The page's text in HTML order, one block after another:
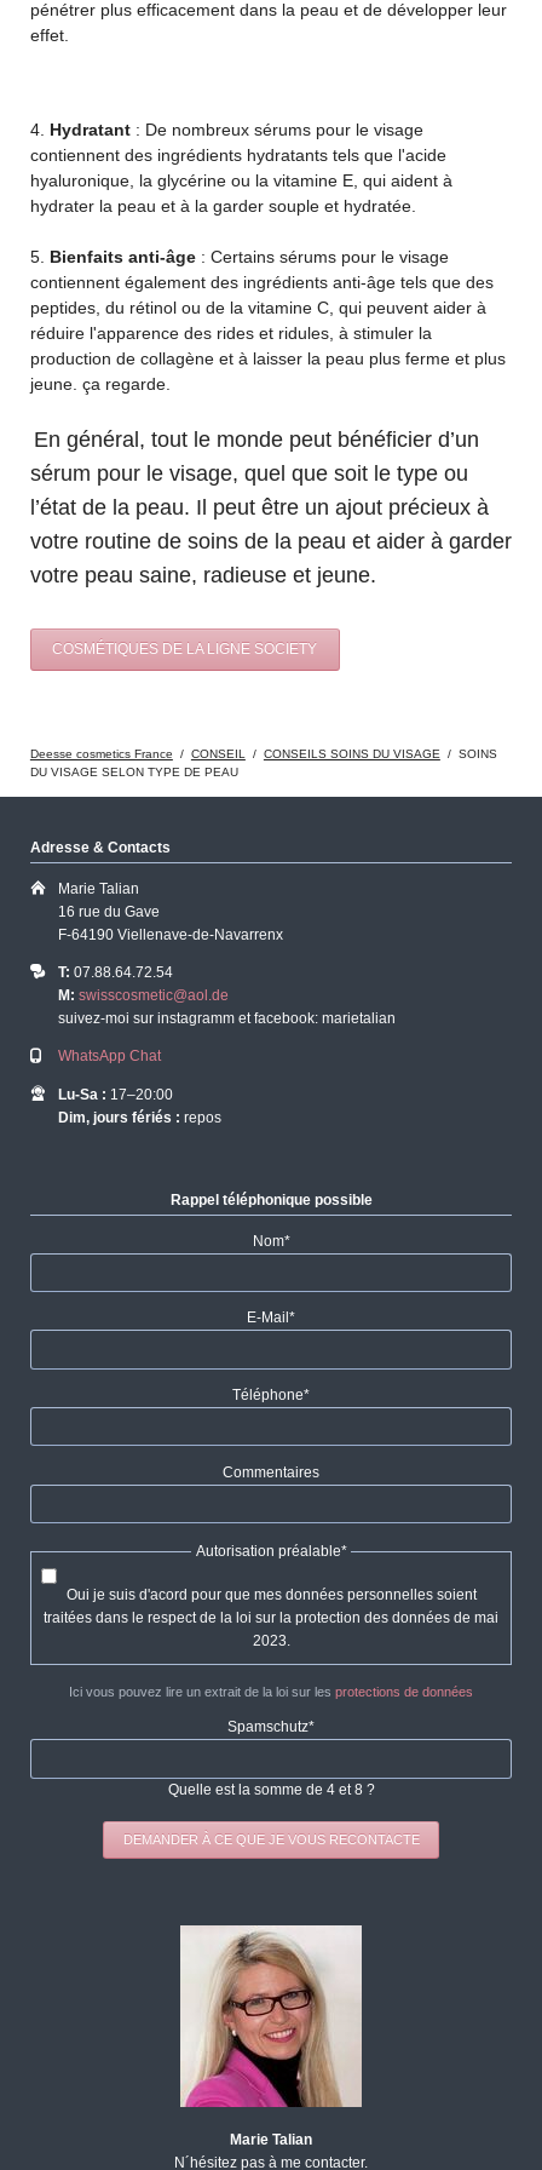
pénétrer plus efficacement dans la peau et de développer leur
effet.
4. Hydratant : De nombreux sérums pour le visage
contiennent des ingrédients hydratants tels que l'acide
hyaluronique, la glycérine ou la vitamine E, qui aident à
hydrater la peau et à la garder souple et hydratée.
5. Bienfaits anti-âge: Certains sérums pour le visage
contiennent également des ingrédients anti-âge tels que des
peptides, du rétinol ou de la vitamine C, qui peuvent aider à
réduire l'apparence des rides et ridules, à stimuler la
production de collagène et à laisser la peau plus ferme et plus
jeune. ça regarde.
En général, tout le monde peut bénéficier d’un
sérum pour le visage, quel que soit le type ou
l’état de la peau. Il peut être un ajout précieux à
votre routine de soins de la peau et aider à garder
votre peau saine, radieuse et jeune.
COSMÉTIQUES DE LA LIGNE SOCIETY
Deesse cosmetics France CONSEIL CONSEILS SOINS DU VISAGE
SOINS
DU VISAGE SELON TYPE DE PEAU
Adresse & Contacts
Marie Talian
16 rue du Gave
F-64190 Viellenave-de-Navarrenx
T: 07.88.64.72.54
M: swisscosmetic@aol.de
suivez-moi sur instagramm et facebook: marietalian
WhatsApp Chat
Lu-Sa : 17–20:00
Dim, jours fériés : repos
Rappel téléphonique possible
Champ
Nom*
Champ
E-Mail *
Champ
Téléphone*
Commentaires
Champ
Autorisation préalable*
Oui je suis d'acord pour que mes données personnelles soient
traitées dans le respect de la loi sur la protection des données de mai
2023.
Ici vous pouvez lire un extrait de la loi sur les protections de données
Champ
Spamschutz*
Quelle est la somme de 4 et 8 ?
DEMANDER À CE QUE JE VOUS RECONTACTE
Marie Talian
N´hésitez pas à me contacter.